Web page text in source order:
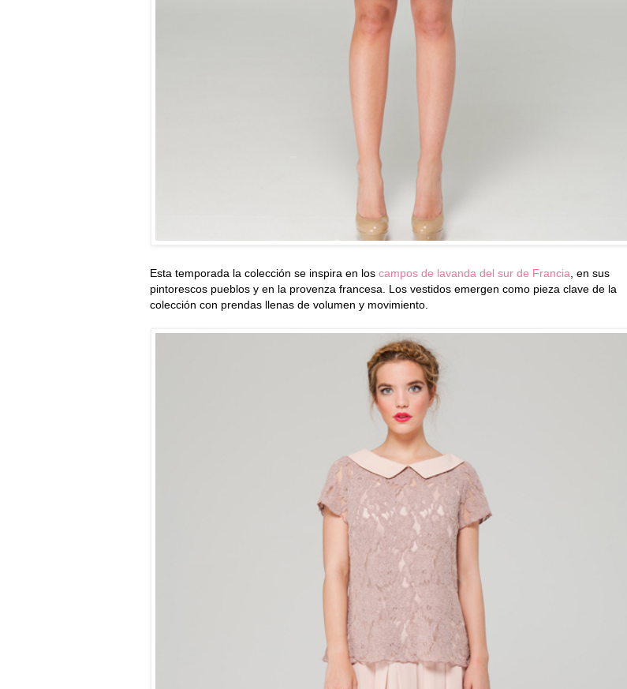
Esta temporada la colección se inspira en los campos de lavanda del sur de Francia , en sus
pintorescos pueblos y en la provenza francesa. Los vestidos emergen como pieza clave de la
colección con prendas llenas de volumen y movimiento.